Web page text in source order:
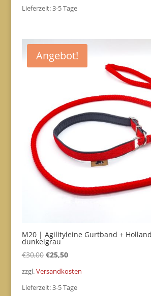
€30,00€25,50.
Lieferzeit:3-5 Tage
Angebot!
M20 | Agilityleine Gurtband +
dunkelgrau
€30,00 Ursprünglicher
€30,00
€25,50Aktueller
€25,50.
zzgl.Versandkosten
Lieferzeit:3-5 Tage